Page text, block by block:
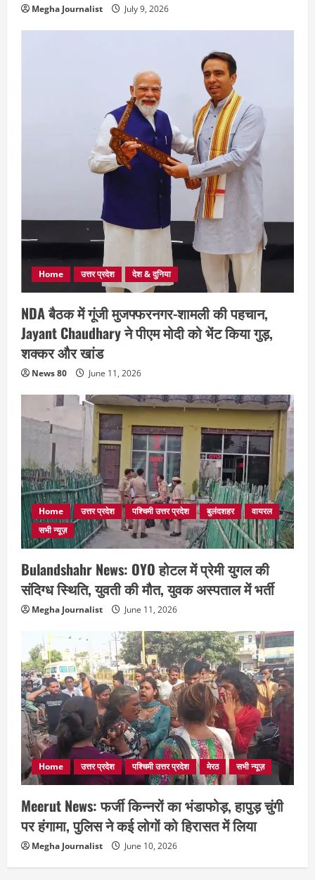
Megha Journalist July 9, 2026
Home उत्तर प्रदेश देश & दुनिया
NDA बैठक में गूंजी मुजफ्फरनगर-शामली की पहचान,
Jayant Chaudhary ने पीएम मोदी को भेंट किया गुड़,
शक्कर और खांड
News 80 June 11, 2026
Home उत्तर प्रदेश पश्चिमी उत्तर प्रदेश बुलंदशहर
वायरल
सभी न्यूज़
Bulandshahr News: OYO होटल में प्रेमी युगल की
संदिग्ध स्थिति, युवती की मौत, युवक अस्पताल में भर्ती
Megha Journalist June 11, 2026
Home उत्तर प्रदेश पश्चिमी उत्तर प्रदेश मेरठ सभी न्यूज़
Meerut News: फर्जी किन्नरों का भंडाफोड़, हापुड़ चुंगी
पर हंगामा, पुलिस ने कई लोगों को हिरासत में लिया
Megha Journalist June 10, 2026